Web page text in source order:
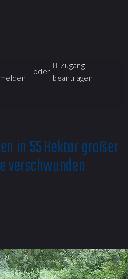
oder
Zugang
beantragen
in 55 Hektar großer
verschwunden